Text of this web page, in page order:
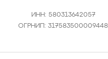
ИНН: 580313642057
ОГРНИП: 317583500009448